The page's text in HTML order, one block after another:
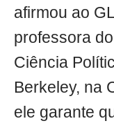
afirmou ao
professora
Ciência
Berkeley, na
ele garante